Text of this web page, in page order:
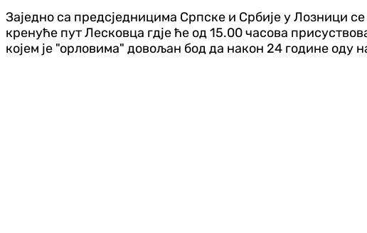
Заједно са предсједницима Српске и Србије у Лозници
кренуће пут Лесковца гдје ће од 15.00 часова
којем је "орловима" довољан бод да након 24 године оду